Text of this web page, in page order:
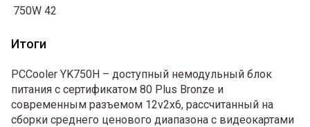
750W 42
Итоги
PCCooler YK750H – доступный немодульный блок
питания с сертификатом 80 Plus Bronze и
современным разъемом 12v2x6, рассчитанный на
сборки среднего ценового диапазона с видеокартами